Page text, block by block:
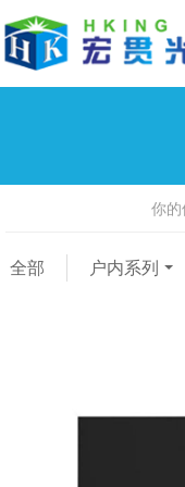
你的
全部 户内系列